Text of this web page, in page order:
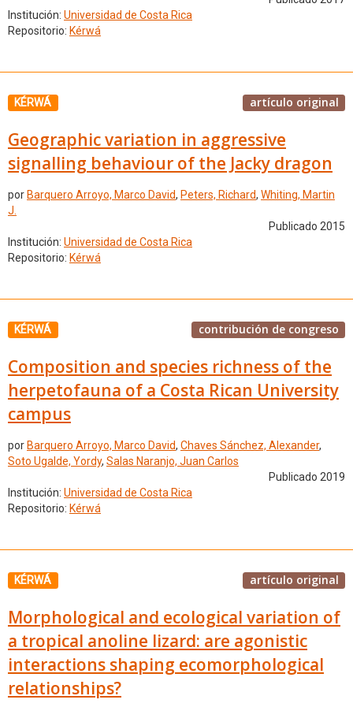
Institución: Universidad de Costa Rica
Repositorio: Kérwá
KÉRWÁ artículo original
Geographic variation in aggressive
signalling behaviour of the Jacky dragon
por Barquero Arroyo, Marco David, Peters, Richard, Whiting, Martin
J.
Publicado 2015
Institución: Universidad de Costa Rica
Repositorio: Kérwá
KÉRWÁ contribución de congreso
Composition and species richness of the
herpetofauna of a Costa Rican University
campus
por Barquero Arroyo, Marco David, Chaves Sánchez, Alexander,
Soto Ugalde, Yordy, Salas Naranjo, Juan Carlos
Publicado 2019
Institución: Universidad de Costa Rica
Repositorio: Kérwá
KÉRWÁ artículo original
Morphological and ecological variation of
a tropical anoline lizard: are agonistic
interactions shaping ecomorphological
relationships?